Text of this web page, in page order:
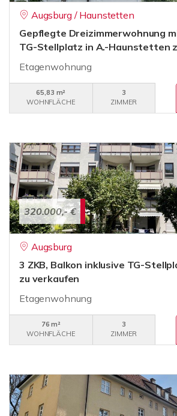
Augsburg / Haunstetten
Gepflegte Dreizimmerwohnung
TG-Stellplatz in A.-Haunstetten
Etagenwohnung
65,83 m²
WOHNFLÄCHE
3
ZIMMER
320.000,- €
Augsburg
3 ZKB, Balkon inklusive TG-
zu verkaufen
Etagenwohnung
76 m²
WOHNFLÄCHE
3
ZIMMER